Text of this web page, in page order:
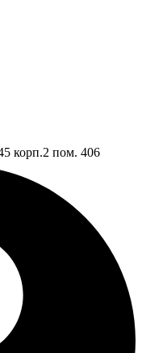
корп.2 пом. 406